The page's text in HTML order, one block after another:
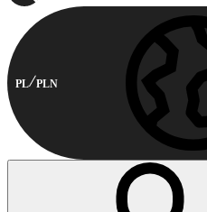
PL PLN